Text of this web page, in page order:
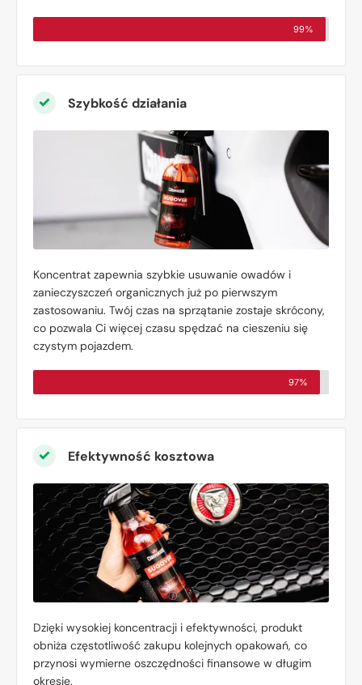
99%
Szybkość działania
Koncentrat zapewnia szybkie usuwanie owadów i
zanieczyszczeń organicznych już po pierwszym
zastosowaniu. Twój czas na sprzątanie zostaje skrócony,
co pozwala Ci więcej czasu spędzać na cieszeniu się
czystym pojazdem.
97%
Efektywność kosztowa
Dzięki wysokiej koncentracji i efektywności, produkt
obniża częstotliwość zakupu kolejnych opakowań, co
przynosi wymierne oszczędności finansowe w długim
okresie.